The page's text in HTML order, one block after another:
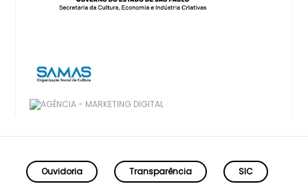
Ouvidoria Transparência SIC